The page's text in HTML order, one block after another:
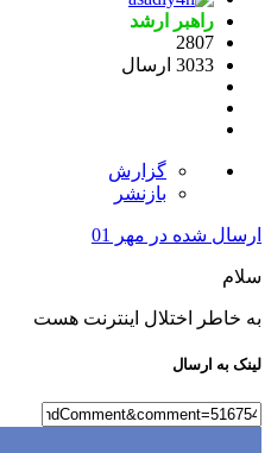
راهبر ارشد
2807
3033 ارسال
گزارش
بازنشر
ارسال شده در مهر 01
سلام
به خاطر اختلال اینترنت هست
لینک به ارسال